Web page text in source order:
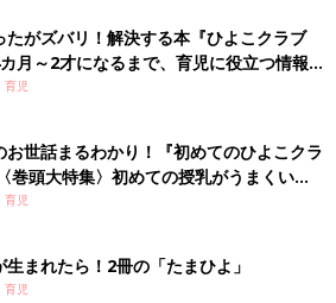
たがズバリ！解決する本『ひよこクラブ
月～2才になるまで、育児に役立つ情報が
育児
お世話まるわかり！『初めてのひよこクラ
巻頭大特集〉初めての授乳がうまくい
い・ミルクの基本と夏のトラブル 解決テ
育児
まれたら！2冊の「たまひよ」
育児